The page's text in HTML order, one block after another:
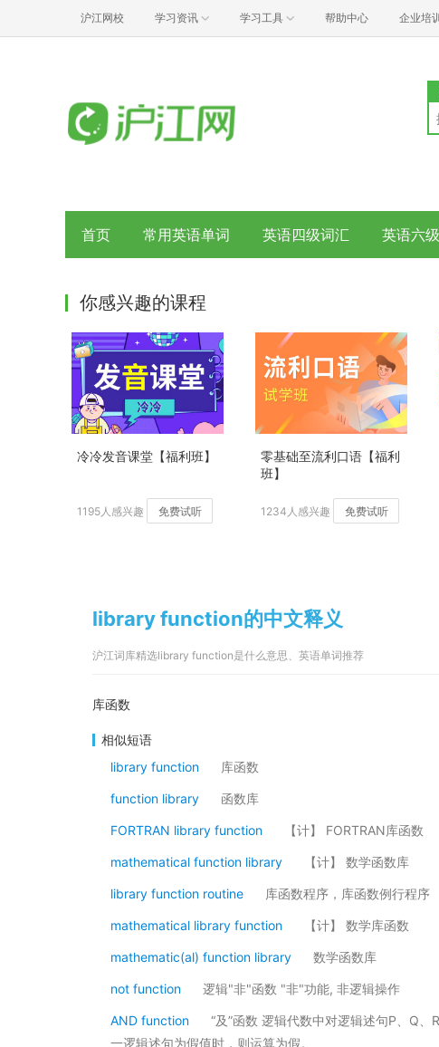
沪江网校 学习资讯 学习工具 帮助中心 企业培训
首页 常用英语单词 英语四级词汇 英语六
你感兴趣的课程
冷冷发音课堂【福利班】
1195人感兴趣 免费试听
零基础至流利口语【福利
班】
1234人感兴趣 免费试听
library function的中文释义
沪江词库精选library function是什么意思、英语单词推荐
库函数
相似短语
library function
库函数
function library 函数库
FORTRAN library function 【计】 FORTRAN库函数
mathematical function library 【计】 数学函数库
library function routine 库函数程序，库函数例行程序
mathematical library function 【计】 数学库函数
mathematic(al) function library 数学函数库
not function 逻辑"非"函数 "非"功能, 非逻辑操作
AND function
“及”函数 逻辑代数中对逻辑述句P、Q
一逻辑述句为假值时，则运算为假。